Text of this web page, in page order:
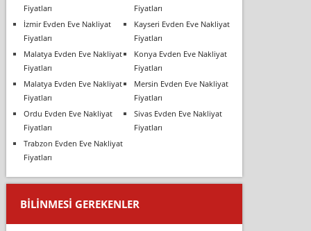
Fiyatları
Fiyatları
İzmir Evden Eve Nakliyat
Fiyatları
Kayseri Evden Eve Nakliyat
Fiyatları
Malatya Evden Eve Nakliyat
Fiyatları
Konya Evden Eve Nakliyat
Fiyatları
Malatya Evden Eve Nakliyat
Fiyatları
Mersin Evden Eve Nakliyat
Fiyatları
Ordu Evden Eve Nakliyat
Fiyatları
Sivas Evden Eve Nakliyat
Fiyatları
Trabzon Evden Eve Nakliyat
Fiyatları
BILINMESI GEREKENLER